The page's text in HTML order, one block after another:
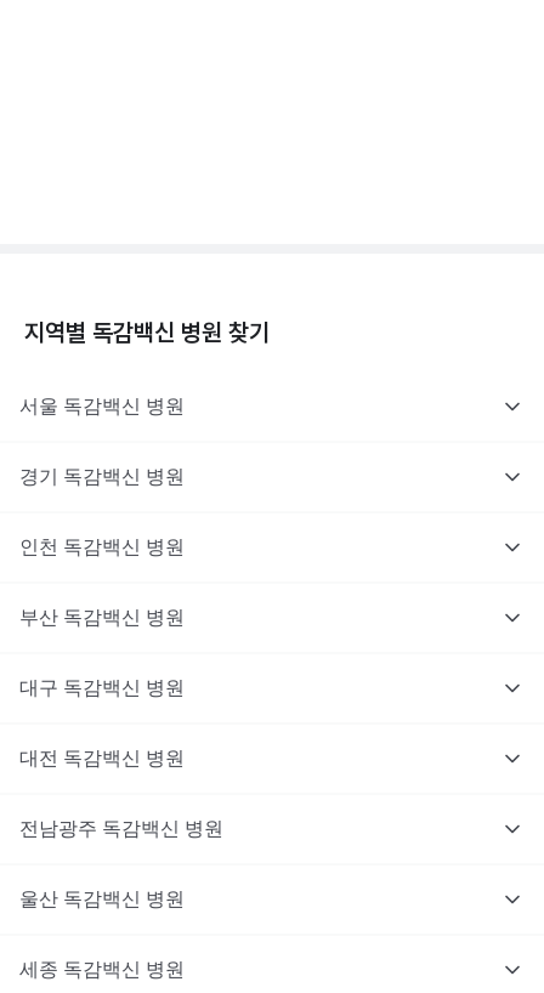
지역별 독감백신 병원 찾기
서울 독감백신 병원
경기 독감백신 병원
인천 독감백신 병원
부산 독감백신 병원
대구 독감백신 병원
대전 독감백신 병원
전남광주 독감백신 병원
울산 독감백신 병원
세종 독감백신 병원